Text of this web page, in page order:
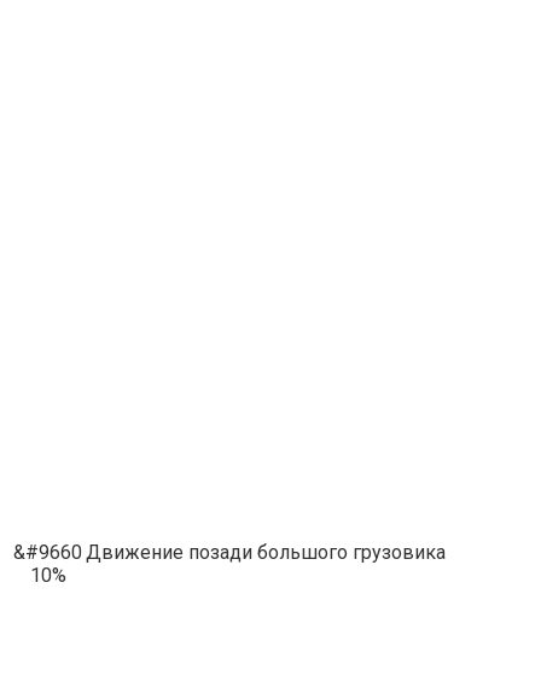
&#9660
10%
Движение позади большого грузовика